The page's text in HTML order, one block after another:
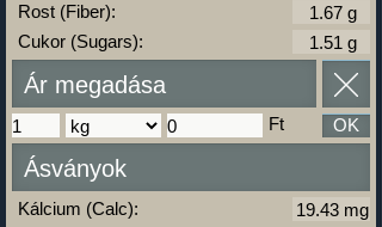
Rost (Fiber):
Cukor (Sugars):
Ár megadása
Ft OK
Ásványok
Kálcium (Calc):